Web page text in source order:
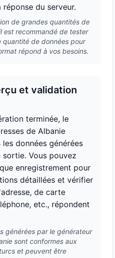
du serveur.
de grandes quantités de
est recommandé de tester
de données pour
répond à vos besoins.
et validation
terminée, le
de Albanie
données générées
sortie. Vous pouvez
enregistrement pour
détaillées et vérifier
de carte
etc., répondent
générées par le générateur
sont conformes aux
et peuvent être